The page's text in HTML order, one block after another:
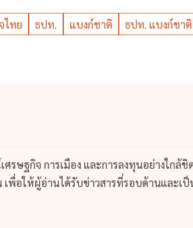
ไทย ธปท. แบงก์ชาติ
ธปท. แบงก์ชาติ
รษฐกิจ การเมือง และการลงทุนอย่างใกล้ชิ
เพื่อให้ผู้อ่านได้รับข่าวสารที่รอบด้านและเป็